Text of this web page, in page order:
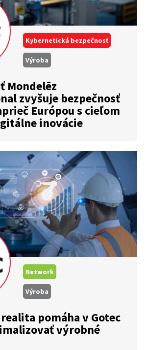
Kybernetická bezpečnosť
Výroba
Mondelēz
zvyšuje bezpečnosť
Európou s cieľom
inovácie
Network
Výroba
pomáha v Gotec
výrobné